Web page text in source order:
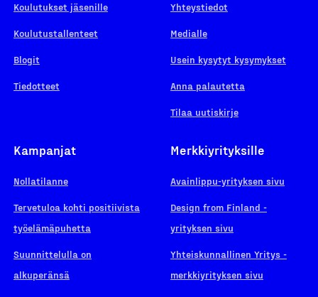
Koulutukset jäsenille
Koulutustallenteet
Blogit
Tiedotteet
Yhteystiedot
Medialle
Usein kysytyt kysymykset
Anna palautetta
Tilaa uutiskirje
Kampanjat
Nollatilanne
Tervetuloa kohti positiivista
työelämäpuhetta
Suunnittelulla on
alkuperänsä
Merkkiyrityksille
Avainlippu-yrityksen sivu
Design from Finland -
yrityksen sivu
Yhteiskunnallinen Yritys -
merkkiyrityksen sivu